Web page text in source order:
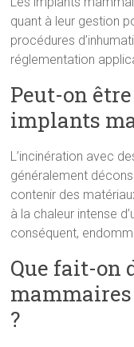
quant à leur gestion
procédures
réglementation
Peut-on
implants
L’incinération avec
généralement
contenir des
à la chaleur intense
conséquent,
Que fait-on
?